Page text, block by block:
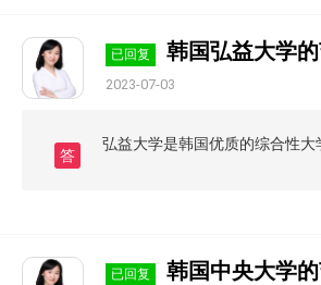
已回复 韩国弘益大学
2023-07-03
答
弘益大学是韩国优质的综合性
已回复 韩国中央大学